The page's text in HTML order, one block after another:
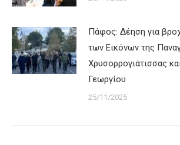
Πάφος: Δέηση για
των Εικόνων της
Χρυσορρογιάτισσας
Γεωργίου
25/11/2025